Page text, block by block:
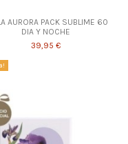
AURORA PACK SUBLIME 60
DIA Y NOCHE
39,95 €